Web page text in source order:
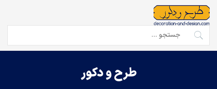
Skip
content
جستجو
برای:
طرح و دکور